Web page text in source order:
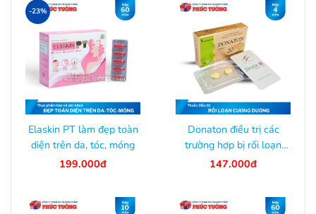
Elaskin PT làm đẹp toàn
diện trên da, tóc, móng
199.000đ
-23%
Donaton điều trị các
trường hợp bị rối loạn
cương dương
147.000đ